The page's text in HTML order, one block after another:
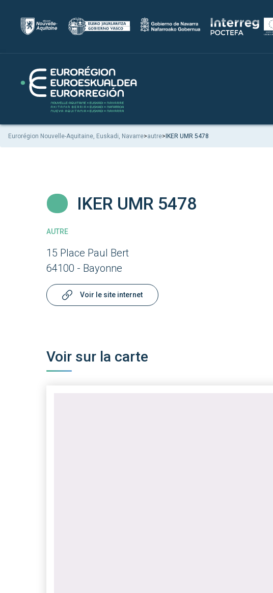
Eurorégion Nouvelle-Aquitaine, Euskadi, Navarre>autre>IKER UMR 5478
IKER UMR 5478
AUTRE
15 Place Paul Bert
64100 - Bayonne
Voir le site internet
Voir sur la carte